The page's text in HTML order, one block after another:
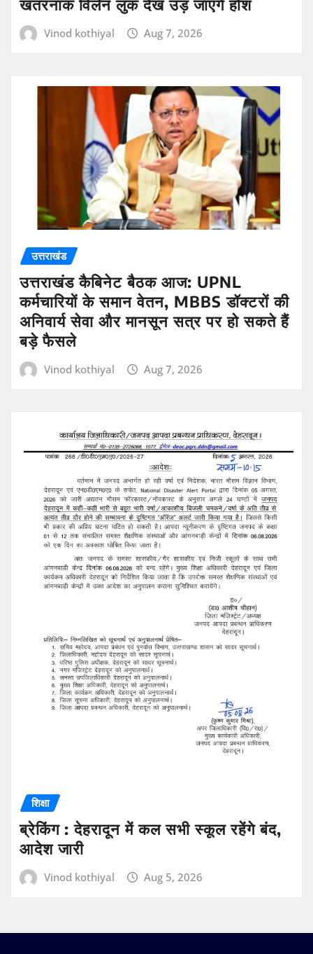
खतरनाक विलेन लुक देख उड़ जाएंगे होश
Vinod kothiyal Aug 7, 2026
उत्तराखंड
उत्तराखंड कैबिनेट बैठक आज: UPNL
कर्मचारियों के समान वेतन, MBBS डॉक्टरों की
अनिवार्य सेवा और मानसून सत्र पर हो सकते हैं
बड़े फैसले
Vinod kothiyal Aug 7, 2026
शिक्षा
ब्रेकिंग : देहरादून में कल सभी स्कूल रहेंगे बंद,
आदेश जारी
Vinod kothiyal Aug 5, 2026